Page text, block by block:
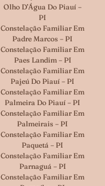
Olho D’Água Do Piauí –
PI
Constelação Familiar Em
Padre Marcos – PI
Constelação Familiar Em
Paes Landim – PI
Constelação Familiar Em
Pajeú Do Piauí – PI
Constelação Familiar Em
Palmeira Do Piauí – PI
Constelação Familiar Em
Palmeirais – PI
Constelação Familiar Em
Paquetá – PI
Constelação Familiar Em
Parnaguá – PI
Constelação Familiar Em